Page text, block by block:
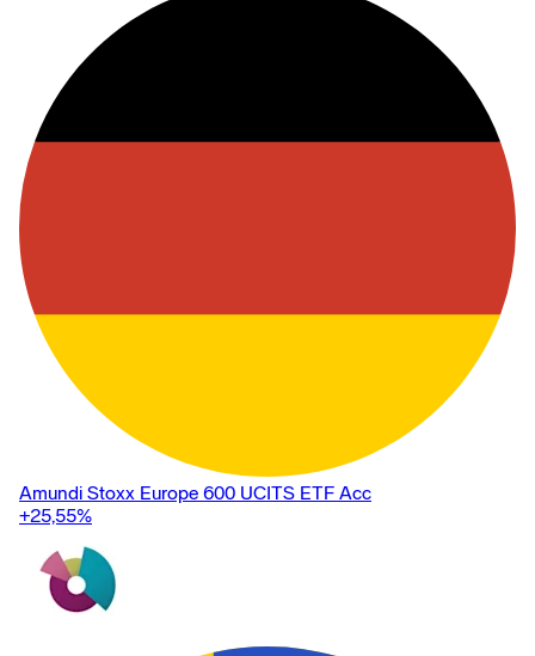
Amundi Stoxx Europe 600 UCITS ETF Acc
+25,55%